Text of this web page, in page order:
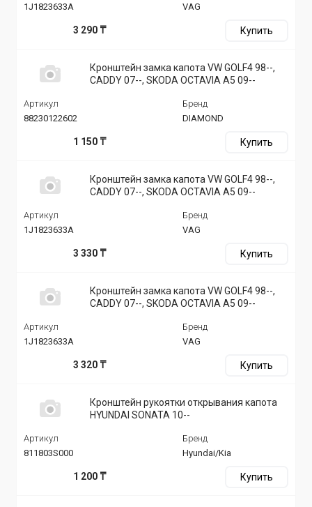
1J1823633A
VAG
3 290 ₸ Купить
Кронштейн замка капота VW GOLF4 98--,
CADDY 07--, SKODA OCTAVIA A5 09--
Артикул
88230122602
Бренд
DIAMOND
1 150 ₸ Купить
Кронштейн замка капота VW GOLF4 98--,
CADDY 07--, SKODA OCTAVIA A5 09--
Артикул
1J1823633A
Бренд
VAG
3 330 ₸ Купить
Кронштейн замка капота VW GOLF4 98--,
CADDY 07--, SKODA OCTAVIA A5 09--
Артикул
1J1823633A
Бренд
VAG
3 320 ₸ Купить
Кронштейн рукоятки открывания капота
HYUNDAI SONATA 10--
Артикул
811803S000
Бренд
Hyundai/Kia
1 200 ₸ Купить